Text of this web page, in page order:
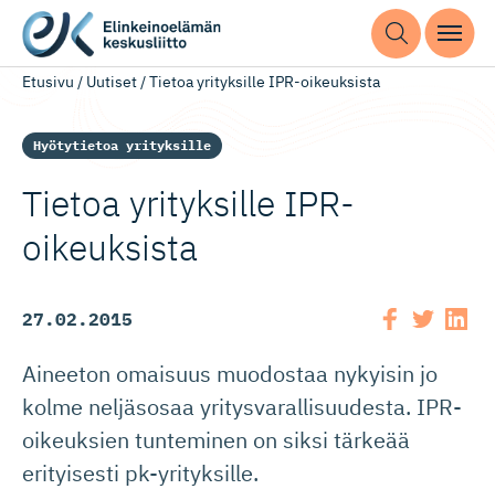
Etusivu / Uutiset/Tietoa yrityksille IPR-oikeuksista
Hyötytietoa yrityksille
Tietoa yrityksille IPR-
oikeuksista
27.02.2015
Aineeton omaisuus muodostaa nykyisin jo
kolme neljäsosaa yritysvarallisuudesta. IPR-
oikeuksien tunteminen on siksi tärkeää
erityisesti pk-yrityksille.